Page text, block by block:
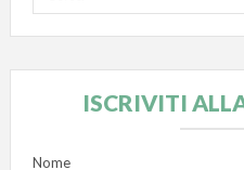
ISCRIVITI
Nome